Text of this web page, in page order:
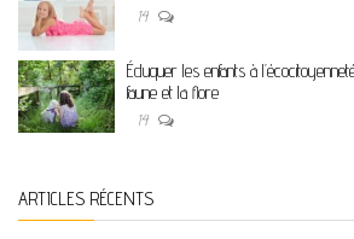
14
Éduquer les enfants à
faune et la flore
14
ARTICLES RÉCENTS